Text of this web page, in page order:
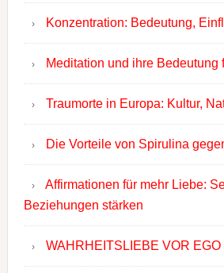
Konzentration: Bedeutung,
Meditation und ihre Bedeutung
Traumorte in Europa: Kultur,
Die Vorteile von Spirulina
Affirmationen für mehr Liebe:
Beziehungen stärken
WAHRHEITSLIEBE VOR EGO